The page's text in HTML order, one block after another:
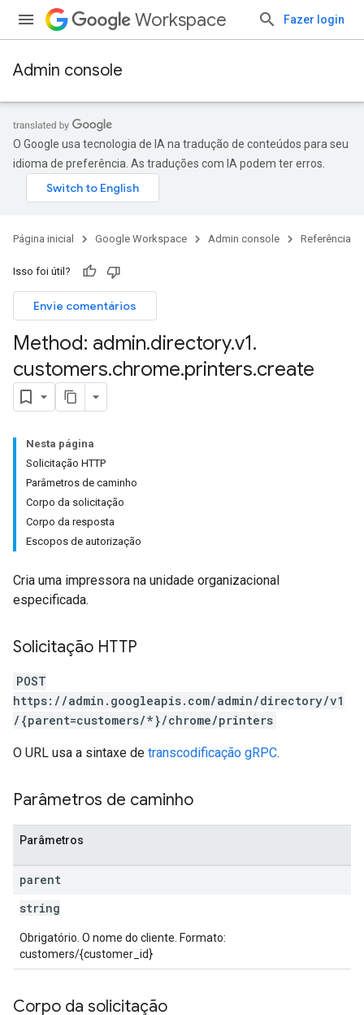
Workspace Fazer login
Admin console
O Google usa tecnologia de IA na tradução de conteúdos para seu
idioma de preferência. As traduções com IA podem ter erros.
Página inicial Google Workspace Admin console Referência
Isso foi útil?
Envie comentários
Method: admin.directory.v1.
customers.chrome.printers.create
Nesta página
Solicitação HTTP
Parâmetros de caminho
Corpo da solicitação
Corpo da resposta
Escopos de autorização
Cria uma impressora na unidade organizacional
especificada.
Solicitação HTTP
POST
https://admin.googleapis.com/admin/directory/v1
/{parent=customers/*}/chrome/printers
O URL usa a sintaxe de transcodificação gRPC.
Parâmetros de caminho
Parâmetros
parent
string
Obrigatório. O nome do cliente. Formato:
customers/{customer_id}
Corpo da solicitação